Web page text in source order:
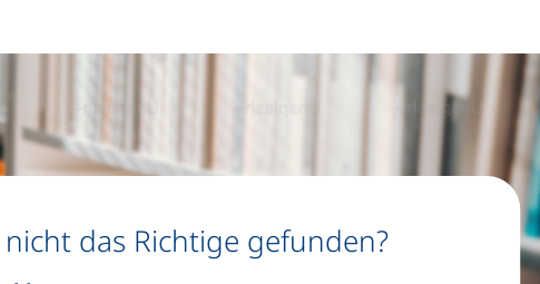
nicht das Richtige gefunden?